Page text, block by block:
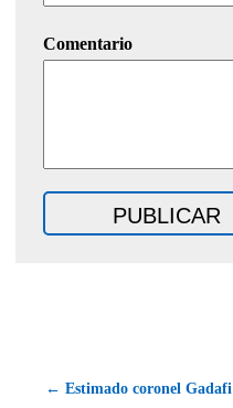
Comentario
← Estimado coronel Gadafi